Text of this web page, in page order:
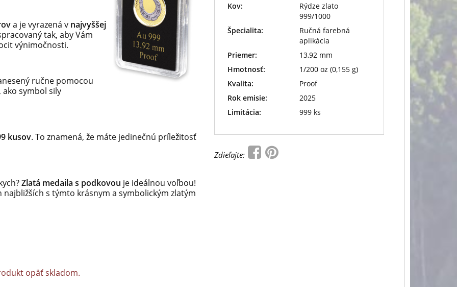
a je vyrazená v najvyššej
tak, aby Vám
výnimočnosti.
ručne pomocou
symbol sily
kusov. To znamená, že máte jedinečnú príležitosť
Zlatá medaila s podkovou je ideálnou voľbou!
s týmto krásnym a symbolickým zlatým
opäť skladom.
Kov:
Rýdze zlato
999/1000
Špecialita:
Ručná farebná
aplikácia
Priemer:
13,92 mm
Hmotnosť:
1/200 oz (0,155 g)
Kvalita:
Proof
Rok emisie:
2025
Limitácia:
999 ks
Zdieľajte: